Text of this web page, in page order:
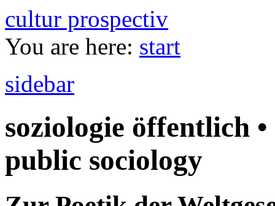
cultur prospectiv
You are here: start
sidebar
soziologie öffentlich
public sociology